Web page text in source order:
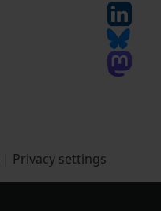
| Privacy settings